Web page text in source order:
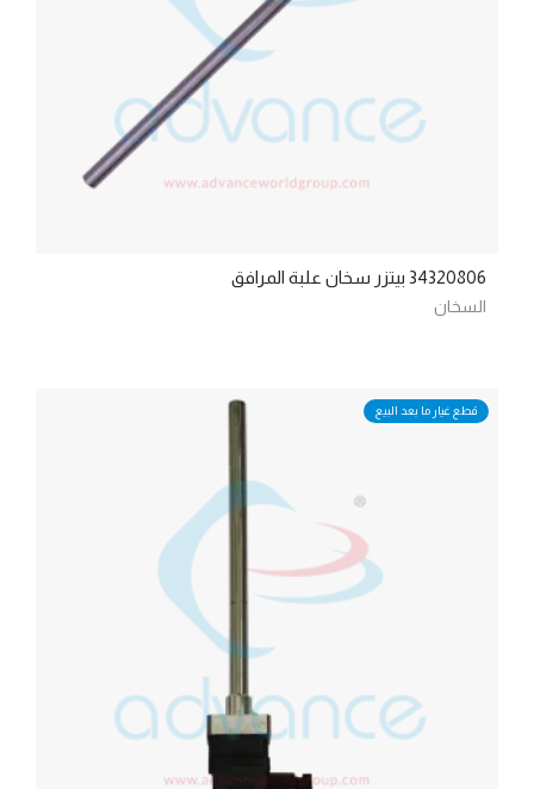
34320806 بيتزر سخان علبة المرافق
السخان
قطع غيار ما بعد البيع